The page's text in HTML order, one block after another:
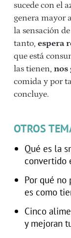
sucede con el
genera mayor
la sensación
tanto, espera
que está
las tienen, nos
comida y por
concluye.
OTROS
Qué es la
convertido
Por qué no
es como
Cinco
y mejoran